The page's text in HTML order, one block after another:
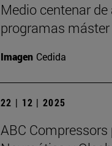
Medio centenar
programas máster
Imagen Cedida
22 | 12 | 2025
ABC